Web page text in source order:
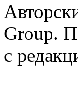
Group.
с